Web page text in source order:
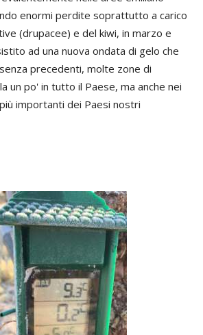
enormi perdite soprattutto a carico
(drupacee) e del kiwi, in marzo e
ad una nuova ondata di gelo che
precedenti, molte zone di
un po' in tutto il Paese, ma anche nei
importanti dei Paesi nostri